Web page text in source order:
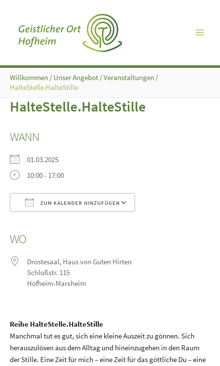
springen
Willkommen / Unser Angebot /Veranstaltungen /
HalteStelle.HalteStille
HalteStelle.HalteStille
WANN
01.03.2025
10:00 - 17:00
ZUM KALENDER HINZUFÜGEN
WO
Drostesaal, Haus von Guten Hirten
Schloßstr. 115
Hofheim-Marxheim
Reihe HalteStelle.HalteStille
Manchmal tut es gut, sich eine kleine Auszeit zu gönnen. Sich
herauszulösen aus dem Alltag und hineinzugehen in den Raum
der Stille. Eine Zeit für mich – eine Zeit für das göttliche Du – eine